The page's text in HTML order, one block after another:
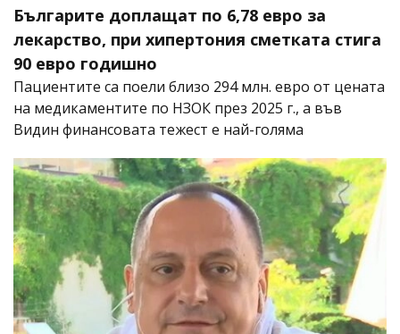
Българите доплащат по 6,78 евро за
лекарство, при хипертония сметката стига
90 евро годишно
Пациентите са поели близо 294 млн. евро от цената
на медикаментите по НЗОК през 2025 г., а във
Видин финансовата тежест е най-голяма